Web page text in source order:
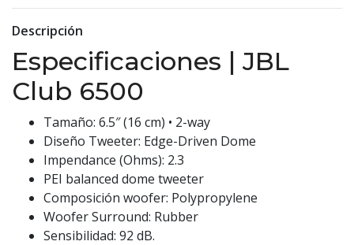
Descripción
Especificaciones | JBL
Club 6500
Tamaño: 6.5″ (16 cm) • 2-way
Diseño Tweeter: Edge-Driven Dome
Impendance (Ohms): 2.3
PEI balanced dome tweeter
Composición woofer: Polypropylene
Woofer Surround: Rubber
Sensibilidad: 92 dB.